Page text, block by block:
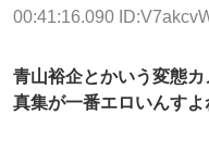
00:41:16.090
青山裕企とかいう変態
真集が一番エロいんすよ